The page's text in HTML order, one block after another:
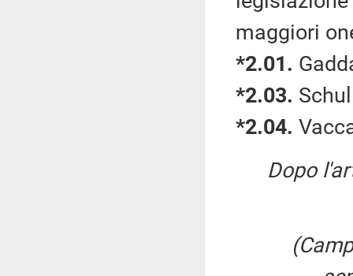
maggiori
*2.01.
*2.03.
*2.04.
Dopo